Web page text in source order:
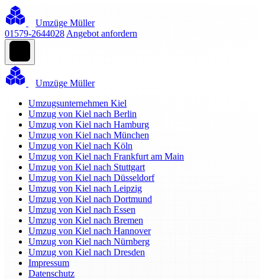
Umzüge Müller
01579-2644028 Angebot anfordern
Umzüge Müller
Umzugsunternehmen Kiel
Umzug von Kiel nach Berlin
Umzug von Kiel nach Hamburg
Umzug von Kiel nach München
Umzug von Kiel nach Köln
Umzug von Kiel nach Frankfurt am Main
Umzug von Kiel nach Stuttgart
Umzug von Kiel nach Düsseldorf
Umzug von Kiel nach Leipzig
Umzug von Kiel nach Dortmund
Umzug von Kiel nach Essen
Umzug von Kiel nach Bremen
Umzug von Kiel nach Hannover
Umzug von Kiel nach Nürnberg
Umzug von Kiel nach Dresden
Impressum
Datenschutz